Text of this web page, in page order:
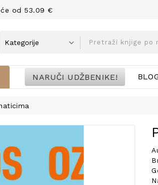
od 53.09 €
NARUČI UDŽBENIKE!